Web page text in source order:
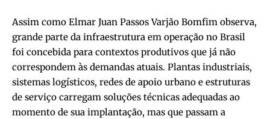
Assim como Elmar Juan Passos Varjão Bomfim observa,
grande parte da infraestrutura em operação no Brasil
foi concebida para contextos produtivos que já não
correspondem às demandas atuais. Plantas industriais,
sistemas logísticos, redes de apoio urbano e estruturas
de serviço carregam soluções técnicas adequadas ao
momento de sua implantação, mas que passam a